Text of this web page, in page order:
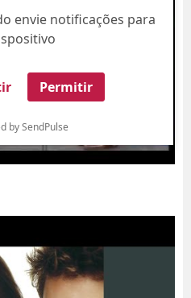
envie notificações para
Permitir
by SendPulse